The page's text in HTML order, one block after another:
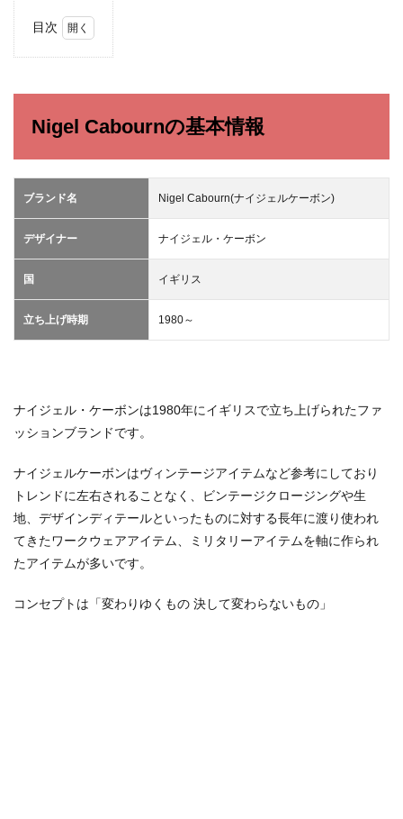
目次
報
Cabourn
の中古相
3
古着
バイ
つけ
たお
ム
4
Cabourn
っている
ショップ
5
外部
Nigel Cabournの基本情報
ブランド名 Nigel Cabourn(ナイジェルケーボン)
デザイナー ナイジェル・ケーボン
国 イギリス
立ち上げ時期 1980～
ナイジェル・ケーボンは1980年にイギリスで立ち上げられたファ
ッションブランドです。
ナイジェルケーボンはヴィンテージアイテムなど参考にしており
トレンドに左右されることなく、ビンテージクロージングや生
地、デザインディテールといったものに対する長年に渡り使われ
てきたワークウェアアイテム、ミリタリーアイテムを軸に作られ
たアイテムが多いです。
コンセプトは「変わりゆくもの 決して変わらないもの」